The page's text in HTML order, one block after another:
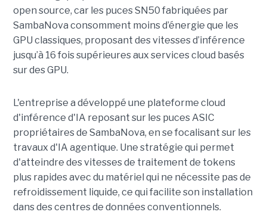
open source, car les puces SN50 fabriquées par
SambaNova consomment moins d’énergie que les
GPU classiques, proposant des vitesses d’inférence
jusqu’à 16 fois supérieures aux services cloud basés
sur des GPU.
L'entreprise a développé une plateforme cloud
d'inférence d'IA reposant sur les puces ASIC
propriétaires de SambaNova, en se focalisant sur les
travaux d'IA agentique. Une stratégie qui permet
d'atteindre des vitesses de traitement de tokens
plus rapides avec du matériel qui ne nécessite pas de
refroidissement liquide, ce qui facilite son installation
dans des centres de données conventionnels.